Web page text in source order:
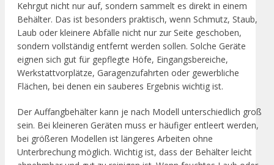
Kehrgut nicht nur auf, sondern sammelt es direkt in einem
Behälter. Das ist besonders praktisch, wenn Schmutz, Staub,
Laub oder kleinere Abfälle nicht nur zur Seite geschoben,
sondern vollständig entfernt werden sollen. Solche Geräte
eignen sich gut für gepflegte Höfe, Eingangsbereiche,
Werkstattvorplätze, Garagenzufahrten oder gewerbliche
Flächen, bei denen ein sauberes Ergebnis wichtig ist.
Der Auffangbehälter kann je nach Modell unterschiedlich groß
sein. Bei kleineren Geräten muss er häufiger entleert werden,
bei größeren Modellen ist längeres Arbeiten ohne
Unterbrechung möglich. Wichtig ist, dass der Behälter leicht